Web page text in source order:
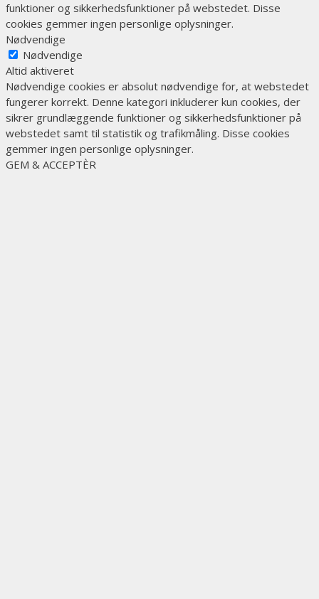
funktioner og sikkerhedsfunktioner på webstedet. Disse
cookies gemmer ingen personlige oplysninger.
Nødvendige
Nødvendige
Altid aktiveret
Nødvendige cookies er absolut nødvendige for, at webstedet
fungerer korrekt. Denne kategori inkluderer kun cookies, der
sikrer grundlæggende funktioner og sikkerhedsfunktioner på
webstedet samt til statistik og trafikmåling. Disse cookies
gemmer ingen personlige oplysninger.
GEM & ACCEPTÈR